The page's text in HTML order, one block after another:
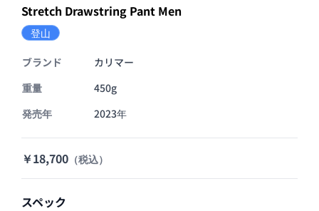
Stretch Drawstring Pant Men
登山
ブランド
カリマー
重量
450g
発売年
2023年
￥18,700 （税込）
スペック